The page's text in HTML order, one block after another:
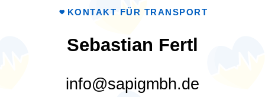
KONTAKT FÜR TRANSPORT
Sebastian Fertl
info@sapigmbh.de